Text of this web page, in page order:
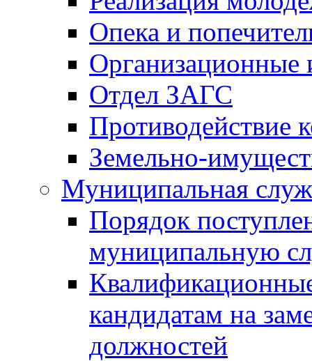
Опека и
Отдел ЗАГС
Противодействие
Земельно-
Муниципальная
Порядок
муниципальную
кандидатам на
должностей